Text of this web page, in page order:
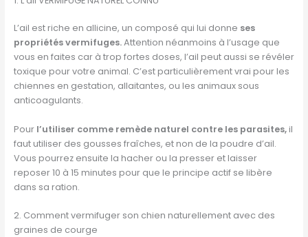
L’ail est riche en allicine, un composé qui lui donne ses
propriétés vermifuges.Attention néanmoins à l’usage que
vous en faites car à trop fortes doses, l’ail peut aussi se révéler
toxique pour votre animal. C’est particulièrement vrai pour les
chiennes en gestation, allaitantes, ou les animaux sous
anticoagulants.
Pour l’utiliser comme remède naturel contre les parasites,il
faut utiliser des gousses fraîches, et non de la poudre d’ail.
Vous pourrez ensuite la hacher ou la presser et laisser
reposer 10 à 15 minutes pour que le principe actif se libère
dans sa ration.
2. Comment vermifuger son chien naturellement avec des
graines de courge